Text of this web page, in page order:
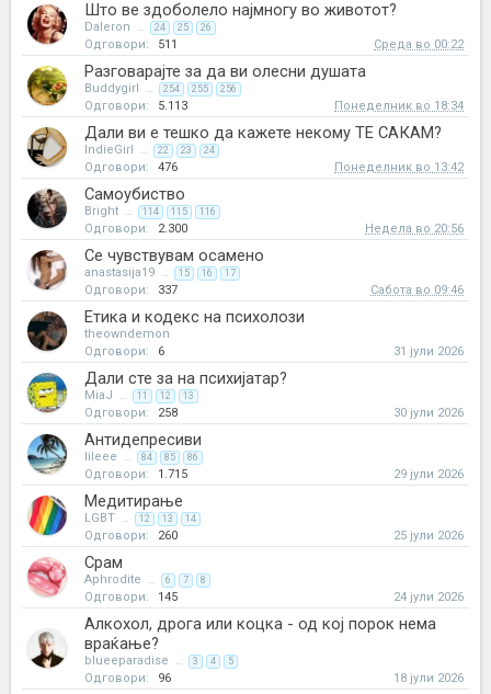
Што ве здоболело најмногу во животот?
Daleron ... 24 25 26
Одговори: 511 Среда во 00:22
Разговарајте за да ви олесни душата
Buddygirl ... 254 255 256
Одговори: 5.113 Понеделник во 18:34
Дали ви е тешко да кажете некому ТЕ САКАМ?
IndieGirl ... 22 23 24
Одговори: 476 Понеделник во 13:42
Самоубиство
Bright ... 114 115 116
Одговори: 2.300 Недела во 20:56
Се чувствувам осамено
anastasija19 ... 15 16 17
Одговори: 337 Сабота во 09:46
Етика и кодекс на психолози
theowndemon
Одговори:
6 31 јули 2026
Дали сте за на психијатар?
MiaJ ... 11 12 13
Одговори: 258 30 јули 2026
Антидепресиви
lileee ... 84 85 86
Одговори: 1.715 29 јули 2026
Медитирање
LGBT ... 12 13 14
Одговори: 260 25 јули 2026
Срам
Aphrodite ... 6 7 8
Одговори: 145 24 јули 2026
Алкохол, дрога или коцка - од кој порок нема
враќање?
blueeparadise ... 3 4 5
Одговори: 96 18 јули 2026